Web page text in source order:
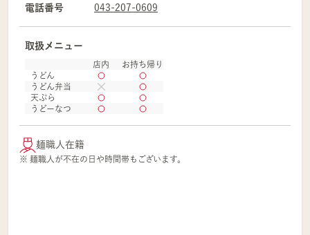
電話番号 043-207-0609
取扱メニュー
店内
お持ち帰り
うどん
うどん弁当
天ぷら
うどーなつ
麺職人在籍
※ 麺職人が不在の日や時間帯もございます。